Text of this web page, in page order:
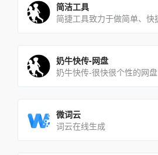
简洁工具
奶牛快传-网盘
奶牛快传-很快很个性的网盘
微词云
词云在线生成